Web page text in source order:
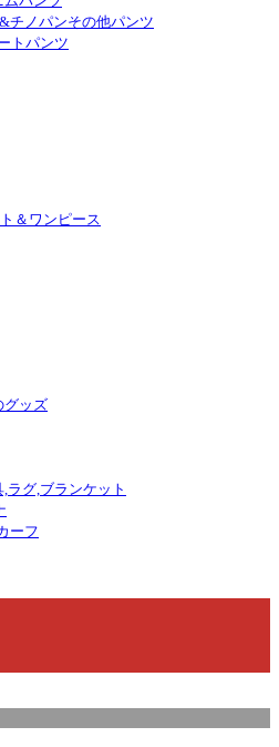
チノパンその他パンツ
トパンツ
＆ワンピース
グッズ
,ラグ,ブランケット
ーフ